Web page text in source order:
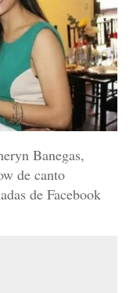
Banegas,
de canto
de Facebook